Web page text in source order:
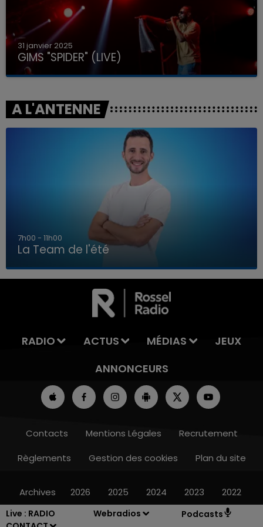
Live : RADIO
Webradios Podcasts
LA TEAM DE L'ÉTÉ
31 janvier 2025
GIMS "SPIDER" (LIVE)
A L'ANTENNE
7h00 - 11h00
La Team de l'été
RADIO ACTUS MÉDIAS
JEUX
ANNONCEURS
Contacts Mentions Légales
Recrutement
Règlements
Gestion des cookies Plan du site
Archives 2026 2025 2024 2023 2022